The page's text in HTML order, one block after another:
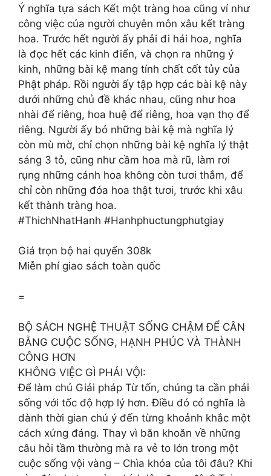
Ý nghĩa tựa sách Kết một tràng hoa cũng ví như
công việc của người chuyên môn xâu kết tràng
hoa. Trước hết người ấy phải đi hái hoa, nghĩa
là đọc hết các kinh điển, và chọn ra những ý
kinh, những bài kệ mang tính chất cốt tủy của
Phật pháp. Rồi người ấy tập hợp các bài kệ này
dưới những chủ đề khác nhau, cũng như hoa
nhài để riêng, hoa huệ để riêng, hoa vạn thọ để
riêng. Người ấy bỏ những bài kệ mà nghĩa lý
còn mù mờ, chỉ chọn những bài kệ nghĩa lý thật
sáng 3 tỏ, cũng như cầm hoa mà rũ, làm rơi
rụng những cánh hoa không còn tươi thắm, để
chỉ còn những đóa hoa thật tươi, trước khi xâu
kết thành tràng hoa.
#ThichNhatHanh #Hanhphuctungphutgiay
Giá trọn bộ hai quyển 308k
Miễn phí giao sách toàn quốc
=
BỘ SÁCH NGHỆ THUẬT SỐNG CHẬM ĐỂ CÂN
BẰNG CUỘC SỐNG, HẠNH PHÚC VÀ THÀNH
CÔNG HƠN
KHÔNG VIỆC GÌ PHẢI VỘI:
Để làm chủ Giải pháp Từ tốn, chúng ta cần phải
sống với tốc độ hợp lý hơn. Điều đó có nghĩa là
dành thời gian chú ý đến từng khoảnh khắc một
cách xứng đáng. Thay vì băn khoăn về những
câu hỏi tầm thường mà ra vẻ to lớn trong một
cuộc sống vội vàng – Chìa khóa của tôi đâu? Khi